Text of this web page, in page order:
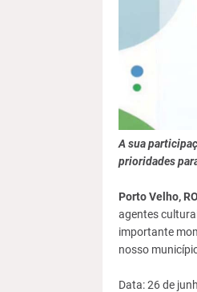
A sua
prioridades
Porto Velho,
agentes
importante
nosso
Data: 26 de